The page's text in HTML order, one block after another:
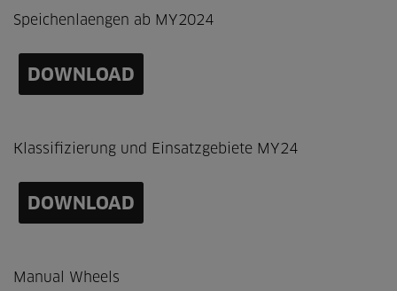
Speichenlaengen ab MY2024
DOWNLOAD
Klassifizierung und Einsatzgebiete MY24
DOWNLOAD
Manual Wheels